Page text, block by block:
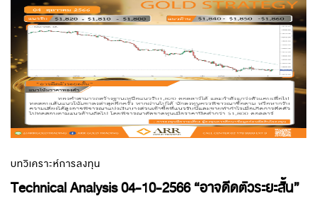
บทวิเคราะห์การลงทุน
Technical Analysis 04-10-2566 “อาจดีดตัวระยะสั้น”